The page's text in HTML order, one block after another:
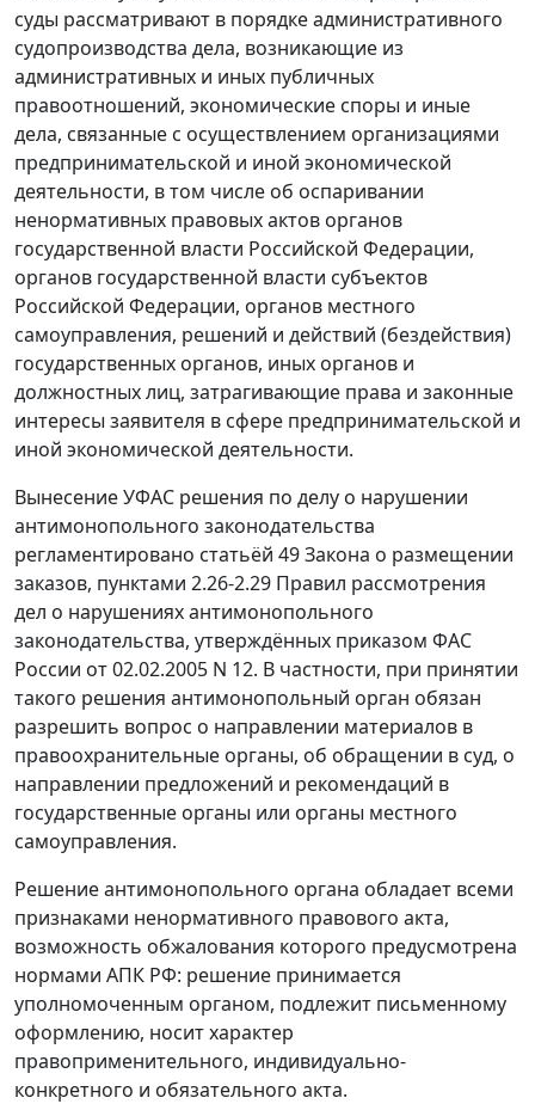
суды рассматривают в порядке административного
судопроизводства дела, возникающие из
административных и иных публичных
правоотношений, экономические споры и иные
дела, связанные с осуществлением организациями
предпринимательской и иной экономической
деятельности, в том числе об оспаривании
ненормативных правовых актов органов
государственной власти Российской Федерации,
органов государственной власти субъектов
Российской Федерации, органов местного
самоуправления, решений и действий (бездействия)
государственных органов, иных органов и
должностных лиц, затрагивающие права и законные
интересы заявителя в сфере предпринимательской и
иной экономической деятельности.
Вынесение УФАС решения по делу о нарушении
антимонопольного законодательства
регламентировано статьёй 49 Закона о размещении
заказов, пунктами 2.26-2.29 Правил рассмотрения
дел о нарушениях антимонопольного
законодательства, утверждённых приказом ФАС
России от 02.02.2005 N 12. В частности, при принятии
такого решения антимонопольный орган обязан
разрешить вопрос о направлении материалов в
правоохранительные органы, об обращении в суд, о
направлении предложений и рекомендаций в
государственные органы или органы местного
самоуправления.
Решение антимонопольного органа обладает всеми
признаками ненормативного правового акта,
возможность обжалования которого предусмотрена
нормами АПК РФ: решение принимается
уполномоченным органом, подлежит письменному
оформлению, носит характер
правоприменительного, индивидуально-
конкретного и обязательного акта.